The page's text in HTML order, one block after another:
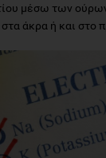
μέσω των
στα άκρα ή και στο